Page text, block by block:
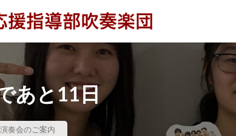
あと11日
演奏会のご案内